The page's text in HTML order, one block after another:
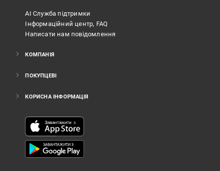
АІ Служба підтримки
Інформаційний центр, FAQ
Написати нам повідомлення
КОМПАНІЯ
ПОКУПЦЕВІ
КОРИСНА ІНФОРМАЦІЯ